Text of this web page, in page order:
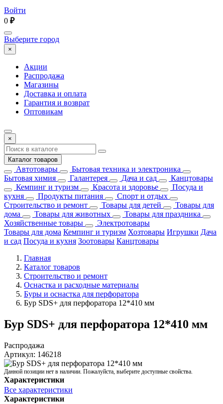
Войти
0 ₽
Выберите город
×
Акции
Распродажа
Магазины
Доставка и оплата
Гарантия и возврат
Оптовикам
×
Каталог товаров
Автотовары
Бытовая техника и электроника
Бытовая химия
Галантерея Дача и сад
Канцтовары
Кемпинг и туризм
Красота и здоровье
Посуда и
кухня
Продукты питания
Спорт и отдых
Строительство и ремонт
Товары для детей
Товары для
дома
Товары для животных
Товары для праздника
Хозяйственные товары
Электротовары
Товары для дома Кемпинг и туризм Хозтовары Игрушки Дача
и сад Посуда и кухня Зоотовары Канцтовары
Главная
Каталог товаров
Строительство и ремонт
Оснастка и расходные материалы
Буры и оснастка для перфоратора
Бур SDS+ для перфоратора 12*410 мм
Бур SDS+ для перфоратора 12*410 мм
Распродажа
Артикул: 146218
Данной позиции нет в наличии. Пожалуйста, выберите доступные свойства.
Характеристики
Все характеристики
Характеристики